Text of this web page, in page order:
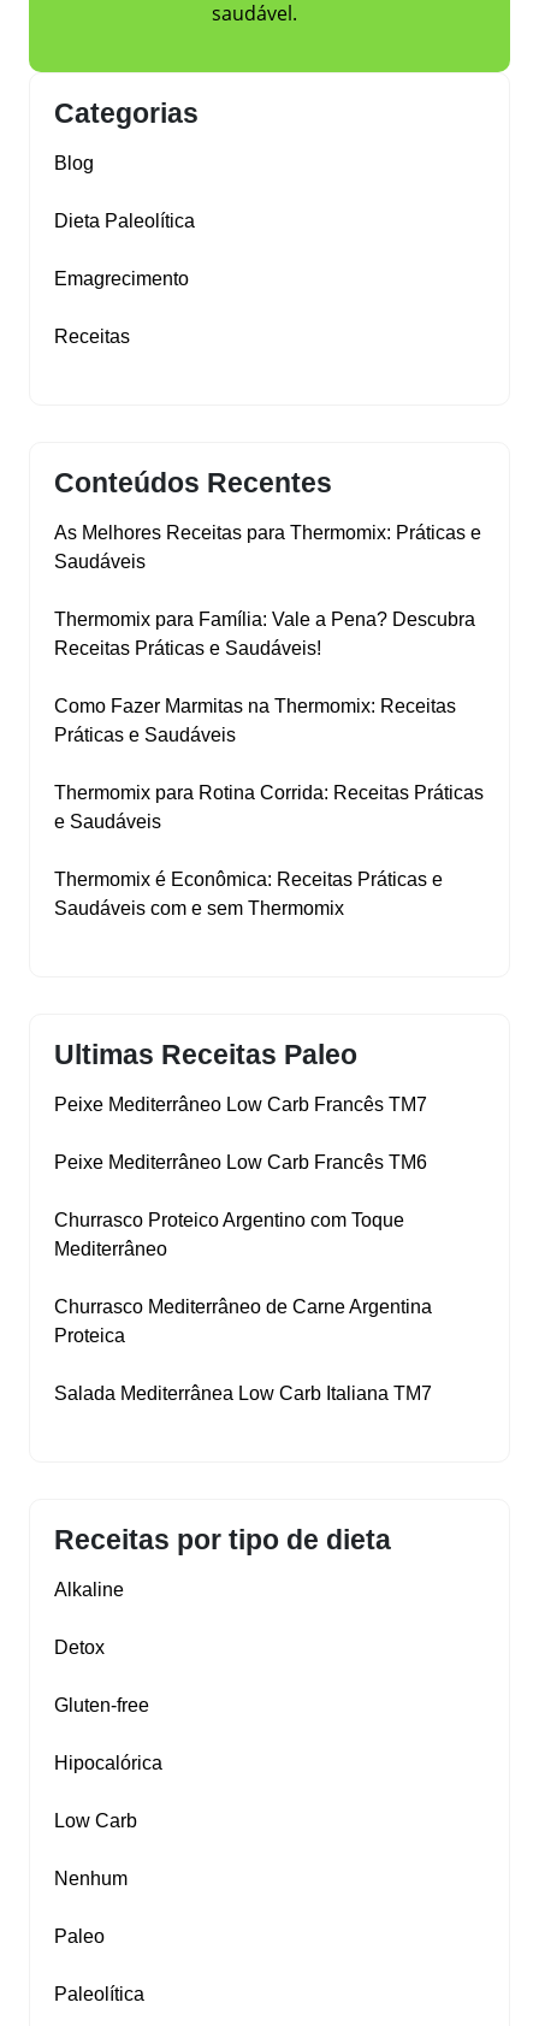
saudável.
Categorias
Blog
Dieta Paleolítica
Emagrecimento
Receitas
Conteúdos Recentes
As Melhores Receitas para Thermomix: Práticas e
Saudáveis
Thermomix para Família: Vale a Pena? Descubra
Receitas Práticas e Saudáveis!
Como Fazer Marmitas na Thermomix: Receitas
Práticas e Saudáveis
Thermomix para Rotina Corrida: Receitas Práticas
e Saudáveis
Thermomix é Econômica: Receitas Práticas e
Saudáveis com e sem Thermomix
Ultimas Receitas Paleo
Peixe Mediterrâneo Low Carb Francês TM7
Peixe Mediterrâneo Low Carb Francês TM6
Churrasco Proteico Argentino com Toque
Mediterrâneo
Churrasco Mediterrâneo de Carne Argentina
Proteica
Salada Mediterrânea Low Carb Italiana TM7
Receitas por tipo de dieta
Alkaline
Detox
Gluten‑free
Hipocalórica
Low Carb
Nenhum
Paleo
Paleolítica